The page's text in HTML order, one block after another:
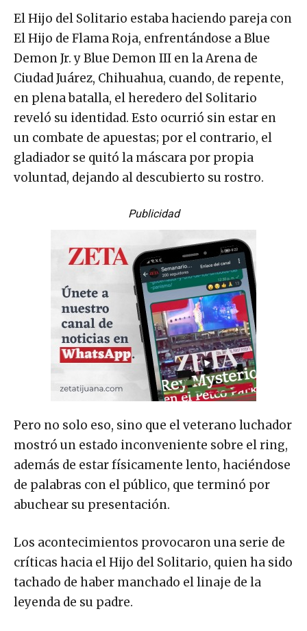
El Hijo del Solitario estaba haciendo pareja con
El Hijo de Flama Roja, enfrentándose a Blue
Demon Jr. y Blue Demon III en la Arena de
Ciudad Juárez, Chihuahua, cuando, de repente,
en plena batalla, el heredero del Solitario
reveló su identidad. Esto ocurrió sin estar en
un combate de apuestas; por el contrario, el
gladiador se quitó la máscara por propia
voluntad, dejando al descubierto su rostro.
Publicidad
Pero no solo eso, sino que el veterano luchador
mostró un estado inconveniente sobre el ring,
además de estar físicamente lento, haciéndose
de palabras con el público, que terminó por
abuchear su presentación.
Los acontecimientos provocaron una serie de
críticas hacia el Hijo del Solitario, quien ha sido
tachado de haber manchado el linaje de la
leyenda de su padre.